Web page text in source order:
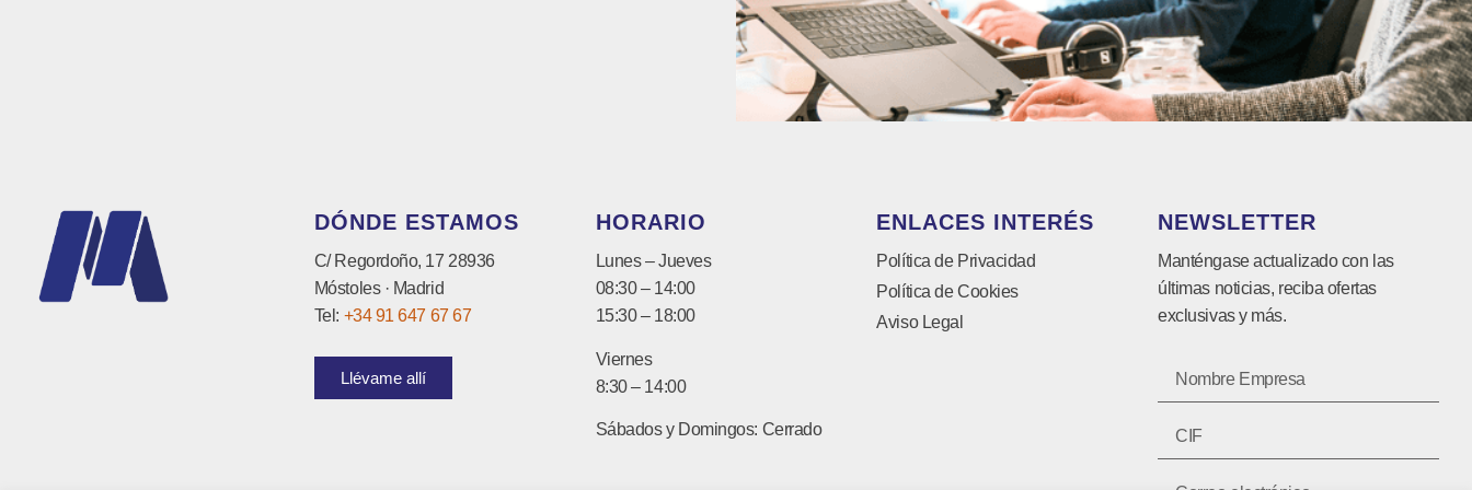
DÓNDE ESTAMOS
C/ Regordoño, 17 28936
Móstoles · Madrid
Tel: +34 91 647 67 67
Llévame allí
HORARIO
Lunes – Jueves
08:30 – 14:00
15:30 – 18:00
Viernes
8:30 – 14:00
Sábados y Domingos: Cerrado
ENLACES INTERÉS
Política de Privacidad
Política de Cookies
Aviso Legal
NEWSLETTER
Manténgase actualizado con las
últimas noticias, reciba ofertas
exclusivas y más.